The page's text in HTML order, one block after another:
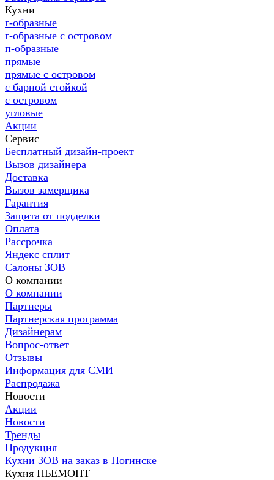
Кухни
г-образные
г-образные с островом
п-образные
прямые
прямые с островом
с барной стойкой
с островом
угловые
Акции
Сервис
Бесплатный дизайн-проект
Вызов дизайнера
Доставка
Вызов замерщика
Гарантия
Защита от подделки
Оплата
Рассрочка
Яндекс сплит
Салоны ЗОВ
О компании
О компании
Партнеры
Партнерская программа
Дизайнерам
Вопрос-ответ
Отзывы
Информация для СМИ
Распродажа
Новости
Акции
Новости
Тренды
Продукция
Кухни ЗОВ на заказ в Ногинске
Кухня ПЬЕМОНТ